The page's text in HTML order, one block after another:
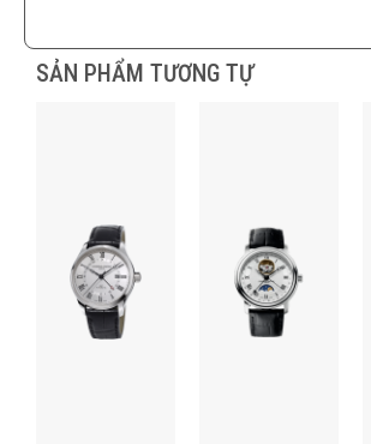
SẢN PHẨM TƯƠNG TỰ